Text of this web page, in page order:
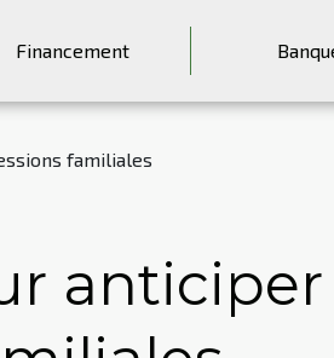
Financement
familiales